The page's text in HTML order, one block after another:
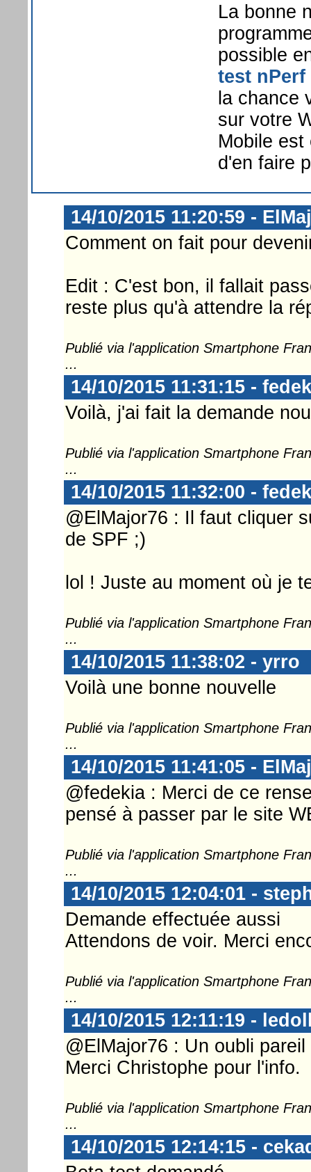
La bonne
possible
test
la chance
sur votre
Mobile est
d'en faire
14/10/2015 11:20:59 -
Comment on fait pour
Edit : C'est bon, il fallait
reste plus qu'à attendre la
Publié via l'application Smartphone
...
14/10/2015 11:31:15 -
Voilà, j'ai fait la demande
Publié via l'application Smartphone
...
14/10/2015 11:32:00 -
@ElMajor76 : Il faut cliquer
de SPF ;)
lol ! Juste au moment où je
Publié via l'application Smartphone
...
14/10/2015 11:38:02 - yrro
Voilà une bonne nouvelle
Publié via l'application Smartphone
...
14/10/2015 11:41:05 -
@fedekia : Merci de ce
pensé à passer par le site
Publié via l'application Smartphone
...
14/10/2015 12:04:01 -
Demande effectuée aussi
Attendons de voir. Merci
Publié via l'application Smartphone
...
14/10/2015 12:11:19 -
@ElMajor76 : Un oubli
Merci Christophe pour l'info.
Publié via l'application Smartphone
...
14/10/2015 12:14:15 -